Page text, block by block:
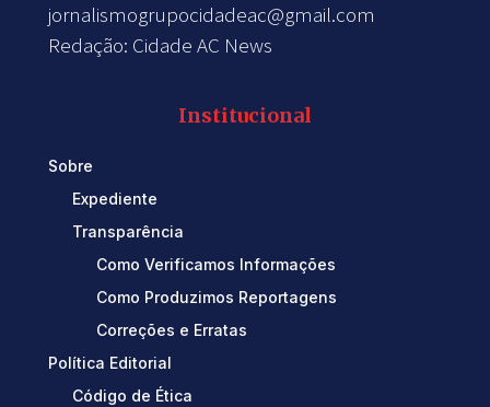
jornalismogrupocidadeac@gmail.com
Redação: Cidade AC News
Institucional
Sobre
Expediente
Transparência
Como Verificamos Informações
Como Produzimos Reportagens
Correções e Erratas
Política Editorial
Código de Ética